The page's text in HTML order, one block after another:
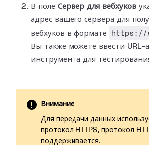
В поле Сервер для вебхуков
адрес вашего сервера для
вебхуков в формате
https://
Вы также можете ввести URL-
инструмента для
Внимание
Для передачи данных
протокол HTTPS, протокол
поддерживается.